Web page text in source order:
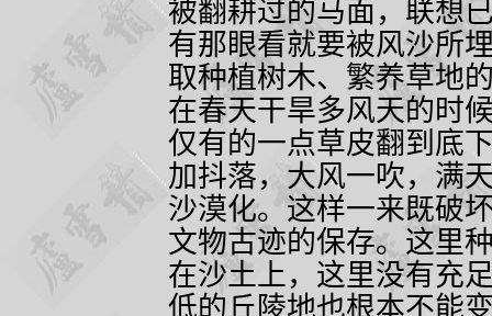
被翻耕过的马面，联想
有那眼看就要被风沙所
取种植树木、繁养草地
在春天干旱多风天的时
仅有的一点草皮翻到底
加抖落，大风一吹，满
沙漠化。这样一来既破
文物古迹的保存。这里
在沙土上，这里没有充
低的丘陵地也根本不能